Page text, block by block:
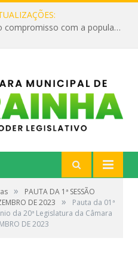
Um símbolo do mandato e do compromisso com a população
»
PAUTA DA 1ª SESSÃO
DE 2023
»
Pauta da 01ª
da 20ª Legislatura da Câmara
DE 2023